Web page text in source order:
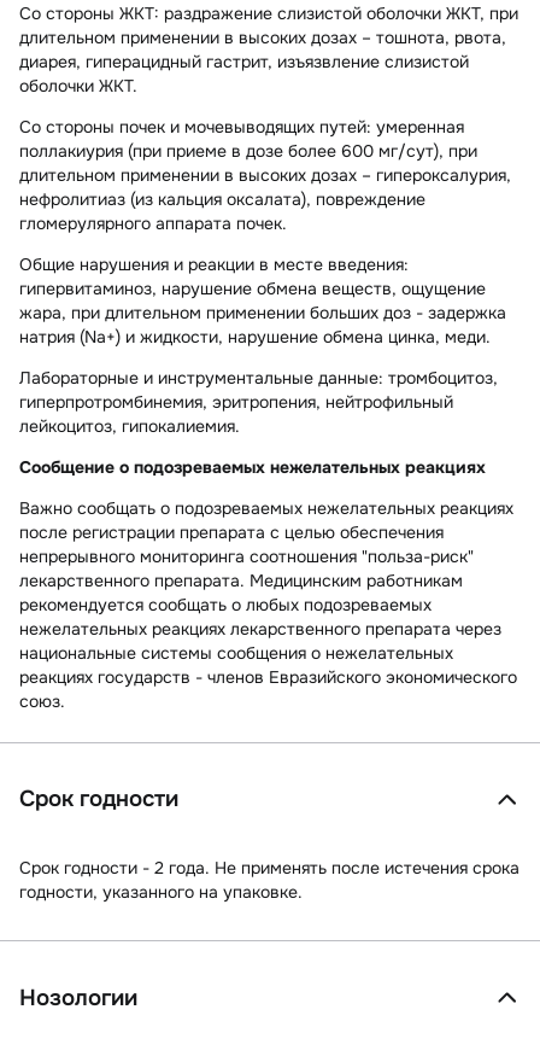
Со стороны ЖКТ: раздражение слизистой оболочки ЖКТ, при
длительном применении в высоких дозах – тошнота, рвота,
диарея, гиперацидный гастрит, изъязвление слизистой
оболочки ЖКТ.
Со стороны почек и мочевыводящих путей: умеренная
поллакиурия (при приеме в дозе более 600 мг/сут), при
длительном применении в высоких дозах – гипероксалурия,
нефролитиаз (из кальция оксалата), повреждение
гломерулярного аппарата почек.
Общие нарушения и реакции в месте введения:
гипервитаминоз, нарушение обмена веществ, ощущение
жара, при длительном применении больших доз - задержка
натрия (Na+) и жидкости, нарушение обмена цинка, меди.
Лабораторные и инструментальные данные: тромбоцитоз,
гиперпротромбинемия, эритропения, нейтрофильный
лейкоцитоз, гипокалиемия.
Сообщение о подозреваемых нежелательных реакциях
Важно сообщать о подозреваемых нежелательных реакциях
после регистрации препарата с целью обеспечения
непрерывного мониторинга соотношения "польза-риск"
лекарственного препарата. Медицинским работникам
рекомендуется сообщать о любых подозреваемых
нежелательных реакциях лекарственного препарата через
национальные системы сообщения о нежелательных
реакциях государств - членов Евразийского экономического
союз.
Срок годности
Срок годности - 2 года. Не применять после истечения срока
годности, указанного на упаковке.
Нозологии